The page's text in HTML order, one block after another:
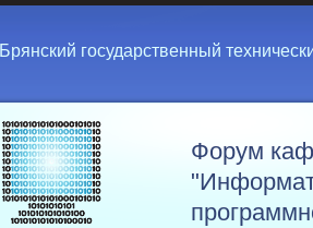
Брянский государственный
Форум